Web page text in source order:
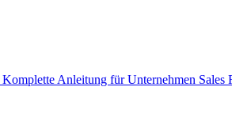
Anleitung für Unternehmen Sales